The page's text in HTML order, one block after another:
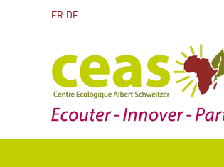
FR DE